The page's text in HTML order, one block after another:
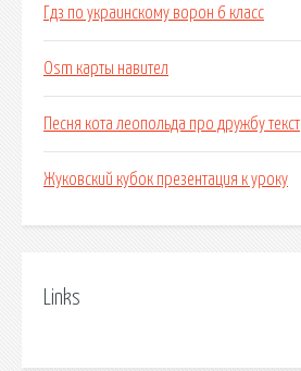
Гдз по украинскому ворон 6 класс
Osm карты навител
Песня кота леопольда про дружбу текст
Жуковский кубок презентация к уроку
Links